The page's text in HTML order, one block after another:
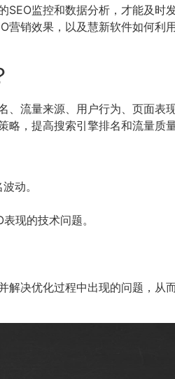
SEO监控和数据分析，才能及时
营销效果，以及慧新软件如何利
、流量来源、用户行为、页面表
，提高搜索引擎排名和流量质量
动。
现的技术问题。
解决优化过程中出现的问题，从